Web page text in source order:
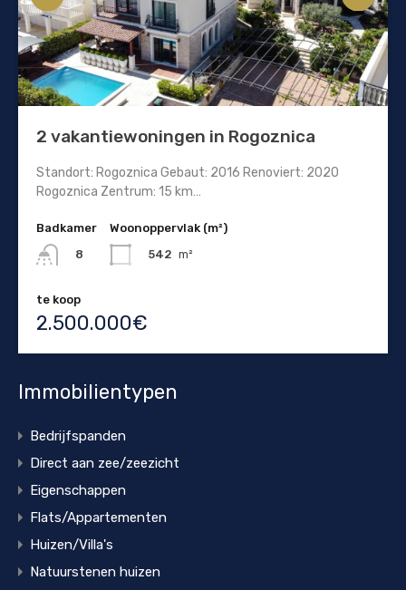
2 vakantiewoningen in Rogoznica
Standort: Rogoznica Gebaut: 2016 Renoviert: 2020
Rogoznica Zentrum: 15 km…
Badkamer
8
Woonoppervlak (m²)
542 m²
te koop
2.500.000€
Immobilientypen
Bedrijfspanden
Direct aan zee/zeezicht
Eigenschappen
Flats/Appartementen
Huizen/Villa's
Natuurstenen huizen